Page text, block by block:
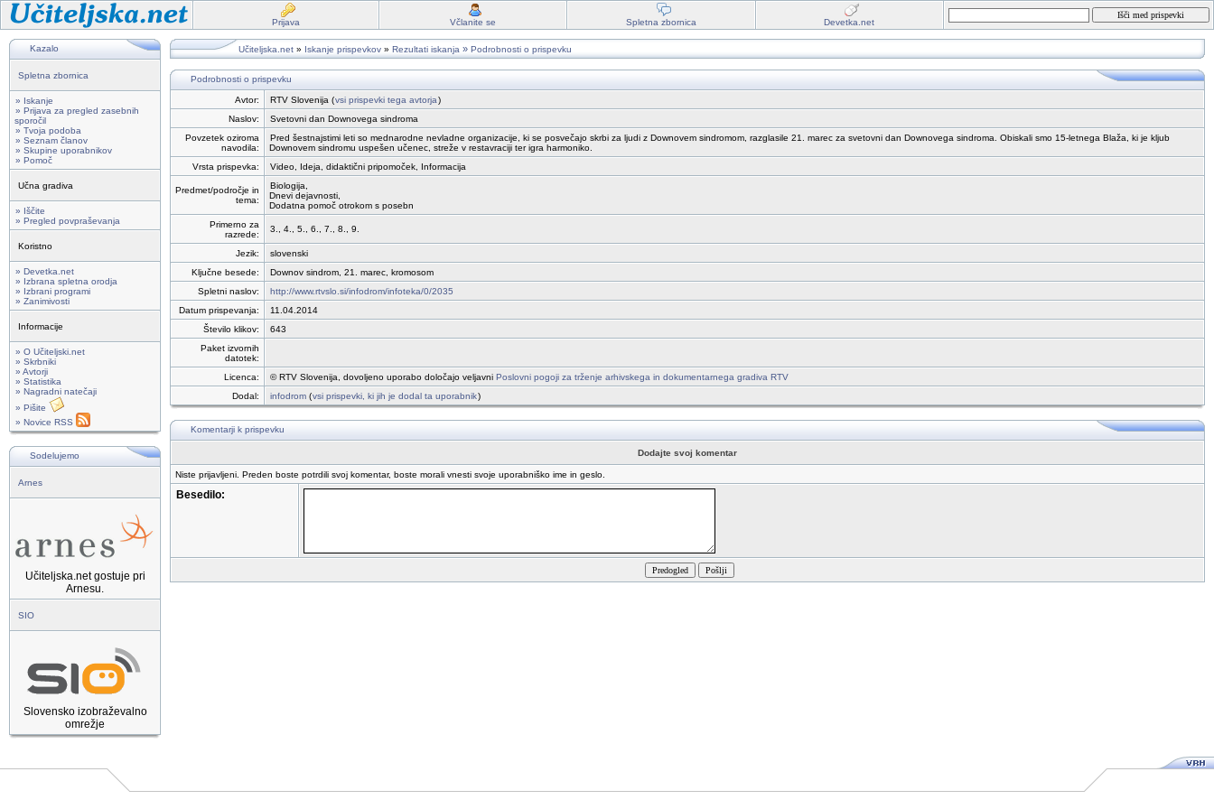
Prijava Včlanite se Spletna zbornica Devetka.net
Kazalo
Spletna zbornica
» Iskanje
» Prijava za pregled zasebnih
sporočil
» Tvoja podoba
» Seznam članov
» Skupine uporabnikov
» Pomoč
Učna gradiva
» Iščite
» Pregled povpraševanja
Koristno
» Devetka.net
» Izbrana spletna orodja
» Izbrani programi
» Zanimivosti
Informacije
» O Učiteljski.net
» Skrbniki
» Avtorji
» Statistika
» Nagradni natečaji
» Pišite
» Novice RSS
Sodelujemo
Arnes
Učiteljska.net gostuje pri
Arnesu.
SIO
Slovensko izobraževalno
omrežje
Učiteljska.net » Iskanje prispevkov » Rezultati iskanja » Podrobnosti o prispevku
Podrobnosti o prispevku
Avtor: RTV Slovenija (vsi prispevki tega avtorja)
Naslov:
Svetovni dan Downovega sindroma
Povzetek oziroma
navodila:
Pred šestnajstimi leti so mednarodne nevladne organizacije, ki se posvečajo skrbi za ljudi z Downovem sindromom, razglasile 21. marec za svetovni dan Downovega sindroma. Obiskali smo 15-letnega Blaža, ki je kljub
Downovem sindromu uspešen učenec, streže v restavraciji ter igra harmoniko.
Vrsta prispevka:
Video, Ideja, didaktični pripomoček, Informacija
Predmet/področje in
tema:
Biologija,
Dnevi dejavnosti,
Dodatna pomoč otrokom s posebn
Primerno za
razrede:
3., 4., 5., 6., 7., 8., 9.
Jezik:
slovenski
Ključne besede:
Downov sindrom, 21. marec, kromosom
Spletni naslov:
http://www.rtvslo.si/infodrom/infoteka/0/2035
Datum prispevanja:
11.04.2014
Število klikov:
643
Paket izvornih
datotek:
Licenca:
© RTV Slovenija, dovoljeno uporabo določajo veljavni Poslovni pogoji za trženje arhivskega in dokumentarnega gradiva RTV
Dodal:
infodrom (vsi prispevki, ki jih je dodal ta uporabnik)
Komentarji k prispevku
Dodajte svoj komentar
Niste prijavljeni. Preden boste potrdili svoj komentar, boste morali vnesti svoje uporabniško ime in geslo.
Besedilo: